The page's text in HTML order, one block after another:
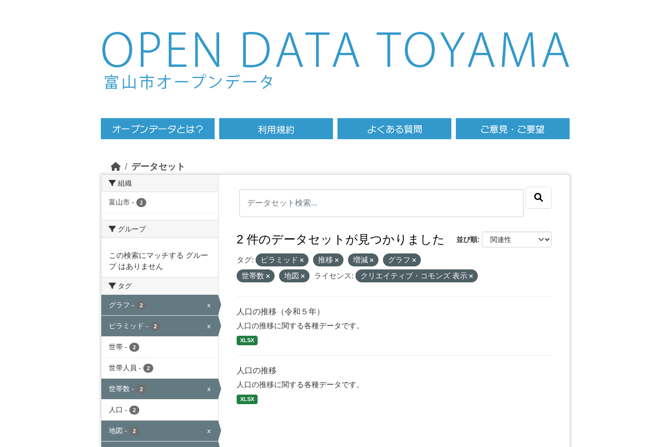
Skip to main content
データセット
組織
富山市 - 2
グループ
この検索にマッチする グルー
プ はありません
タグ
グラフ - 2 x
ピラミッド - 2 x
世帯 - 2
世帯人員 - 2
世帯数 - 2 x
人口 - 2
地図 - 2 x
並び順
2 件のデータセットが見つかりました
タグ: ピラミッド 推移 増減
グラフ
世帯数
地図 ライセンス: クリエイティブ・コモンズ 表示
人口の推移（令和５年）
人口の推移に関する各種データです。
XLSX
人口の推移
人口の推移に関する各種データです。
XLSX